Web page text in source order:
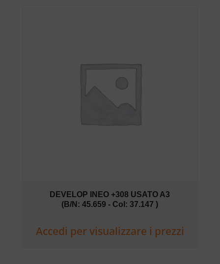
DEVELOP INEO +308 USATO A3
(B/N: 45.659 - Col: 37.147 )
Accedi per visualizzare i prezzi